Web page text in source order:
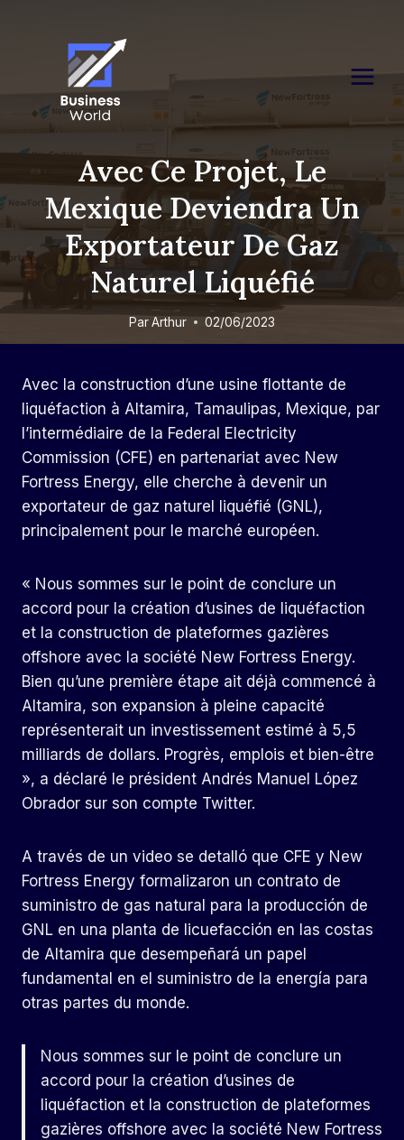
Avec Ce Projet, Le
Mexique Deviendra Un
Exportateur De Gaz
Naturel Liquéfié
ParArthur 02/06/2023
Avec la construction d’une usine flottante de
liquéfaction à Altamira, Tamaulipas, Mexique, par
l’intermédiaire de la Federal Electricity
Commission (CFE) en partenariat avec New
Fortress Energy, elle cherche à devenir un
exportateur de gaz naturel liquéfié (GNL),
principalement pour le marché européen.
« Nous sommes sur le point de conclure un
accord pour la création d’usines de liquéfaction
et la construction de plateformes gazières
offshore avec la société New Fortress Energy.
Bien qu’une première étape ait déjà commencé à
Altamira, son expansion à pleine capacité
représenterait un investissement estimé à 5,5
milliards de dollars. Progrès, emplois et bien-être
», a déclaré le président Andrés Manuel López
Obrador sur son compte Twitter.
A través de un video se detalló que CFE y New
Fortress Energy formalizaron un contrato de
suministro de gas natural para la producción de
GNL en una planta de licuefacción en las costas
de Altamira que desempeñará un papel
fundamental en el suministro de la energía para
otras partes du monde.
Nous sommes sur le point de conclure un
accord pour la création d’usines de
liquéfaction et la construction de plateformes
gazières offshore avec la société New Fortress